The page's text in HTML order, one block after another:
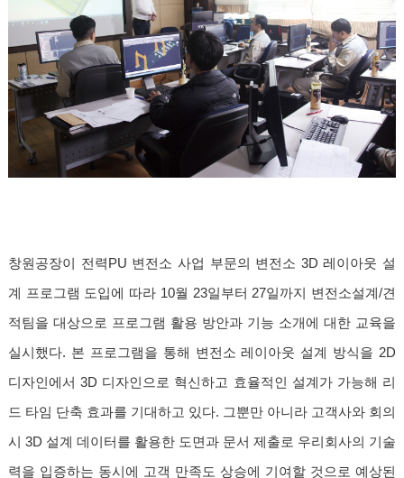
창원공장이 전력PU 변전소 사업 부문의 변전소 3D 레이아웃 설
계 프로그램 도입에 따라 10월 23일부터 27일까지 변전소설계/견
적팀을 대상으로 프로그램 활용 방안과 기능 소개에 대한 교육을
실시했다. 본 프로그램을 통해 변전소 레이아웃 설계 방식을 2D
디자인에서 3D 디자인으로 혁신하고 효율적인 설계가 가능해 리
드 타임 단축 효과를 기대하고 있다. 그뿐만 아니라 고객사와 회의
시 3D 설계 데이터를 활용한 도면과 문서 제출로 우리회사의 기술
력을 입증하는 동시에 고객 만족도 상승에 기여할 것으로 예상된